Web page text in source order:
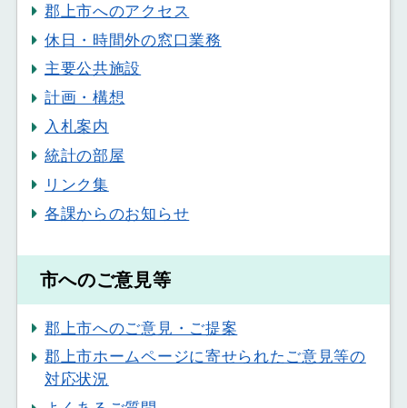
郡上市へのアクセス
休日・時間外の窓口業務
主要公共施設
計画・構想
入札案内
統計の部屋
リンク集
各課からのお知らせ
市へのご意見等
郡上市へのご意見・ご提案
郡上市ホームページに寄せられたご意見等の
対応状況